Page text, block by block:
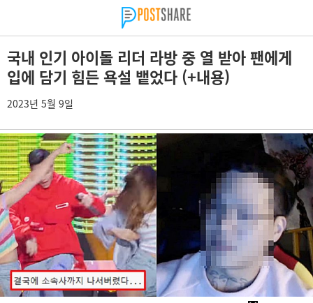
국내 인기 아이돌 리더 라방 중 열 받아 팬에게
입에 담기 힘든 욕설 뱉었다 (+내용)
2023년 5월 9일